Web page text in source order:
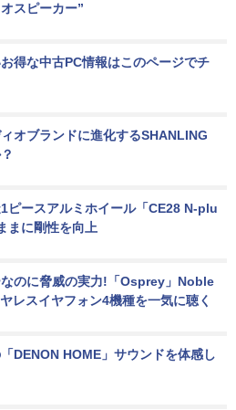
スピーカー”
得な中古PC情報はこのページでチ
オブランドに進化するSHANLING
ピースアルミホイール「CE28 N-plu
まに剛性を向上
のに脅威の実力!「Osprey」Noble
レスイヤフォン4機種を一気に聴く
DENON HOME」サウンドを体感し